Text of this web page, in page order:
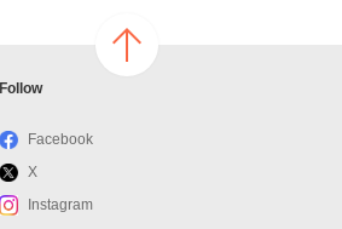
Follow
Facebook
X
Instagram